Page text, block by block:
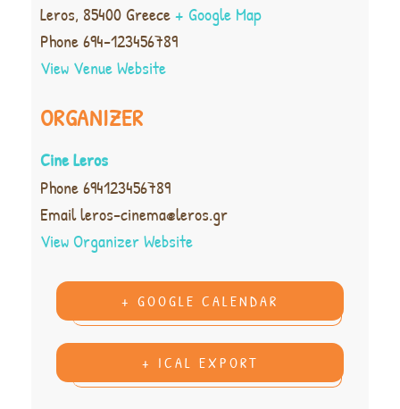
Leros, 85400 Greece+ Google Map
Phone694-123456789
View Venue Website
ORGANIZER
Cine Leros
Phone694123456789
Emailleros-cinema@leros.gr
View Organizer Website
+ GOOGLE CALENDAR
+ ICAL EXPORT